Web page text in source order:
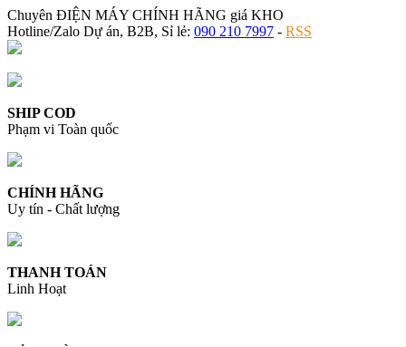
Chuyên ĐIỆN MÁY CHÍNH HÃNG giá KHO
Hotline/Zalo Dự án, B2B, Sỉ lẻ: 090 210 7997 - RSS
SHIP COD
Phạm vi Toàn quốc
CHÍNH HÃNG
Uy tín - Chất lượng
THANH TOÁN
Linh Hoạt